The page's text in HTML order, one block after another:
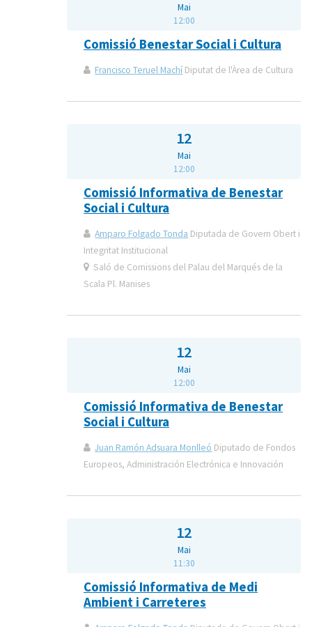
Mai
12:00
Comissió Benestar Social i Cultura
Francisco Teruel Machí Diputat de l'Àrea de Cultura
12
Mai
12:00
Comissió Informativa de Benestar
Social i Cultura
Amparo Folgado Tonda Diputada de Govern Obert i
Integritat Institucional
Saló de Comissions del Palau del Marqués de la
Scala Pl. Manises
12
Mai
12:00
Comissió Informativa de Benestar
Social i Cultura
Juan Ramón Adsuara Monlleó Diputado de Fondos
Europeos, Administración Electrónica e Innovación
12
Mai
11:30
Comissió Informativa de Medi
Ambient i Carreteres